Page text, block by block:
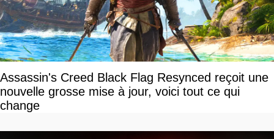
Assassin's Creed Black Flag Resynced reçoit une
nouvelle grosse mise à jour, voici tout ce qui
change